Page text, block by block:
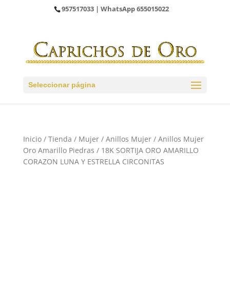
957517033 | WhatsApp655015022
Seleccionar página
Inicio/ Tienda / Mujer/ Anillos Mujer/ Anillos Mujer
Oro Amarillo Piedras / 18K SORTIJA ORO AMARILLO
CORAZON LUNA Y ESTRELLA CIRCONITAS